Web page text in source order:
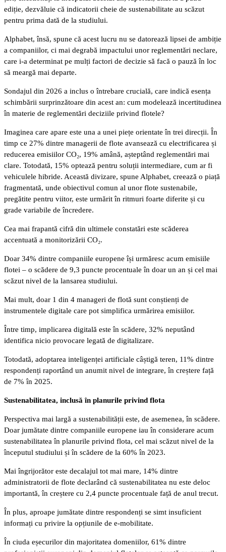
ediție, dezvăluie că indicatorii cheie de sustenabilitate au scăzut
pentru prima dată de la studiului.
Alphabet, însă, spune că acest lucru nu se datorează lipsei de ambiție
a companiilor, ci mai degrabă impactului unor reglementări neclare,
care i-a determinat pe mulți factori de decizie să facă o pauză în loc
să meargă mai departe.
Sondajul din 2026 a inclus o întrebare crucială, care indică esența
schimbării surprinzătoare din acest an: cum modelează incertitudinea
în materie de reglementări deciziile privind flotele?
Imaginea care apare este una a unei piețe orientate în trei direcții. În
timp ce 27% dintre managerii de flote avansează cu electrificarea și
reducerea emisiilor CO₂, 19% amână, așteptând reglementări mai
clare. Totodată, 15% optează pentru soluții intermediare, cum ar fi
vehiculele hibride. Această divizare, spune Alphabet, creează o piață
fragmentată, unde obiectivul comun al unor flote sustenabile,
pregătite pentru viitor, este urmărit în ritmuri foarte diferite și cu
grade variabile de încredere.
Cea mai frapantă cifră din ultimele constatări este scăderea
accentuată a monitorizării CO₂.
Doar 34% dintre companiile europene își urmăresc acum emisiile
flotei – o scădere de 9,3 puncte procentuale în doar un an și cel mai
scăzut nivel de la lansarea studiului.
Mai mult, doar 1 din 4 manageri de flotă sunt conștienți de
instrumentele digitale care pot simplifica urmărirea emisiilor.
Între timp, implicarea digitală este în scădere, 32% neputând
identifica nicio provocare legată de digitalizare.
Totodată, adoptarea inteligenței artificiale câștigă teren, 11% dintre
respondenți raportând un anumit nivel de integrare, în creștere față
de 7% în 2025.
Sustenabilitatea, inclusă în planurile privind flota
Perspectiva mai largă a sustenabilității este, de asemenea, în scădere.
Doar jumătate dintre companiile europene iau în considerare acum
sustenabilitatea în planurile privind flota, cel mai scăzut nivel de la
începutul studiului și în scădere de la 60% în 2023.
Mai îngrijorător este decalajul tot mai mare, 14% dintre
administratorii de flote declarând că sustenabilitatea nu este deloc
importantă, în creștere cu 2,4 puncte procentuale față de anul trecut.
În plus, aproape jumătate dintre respondenți se simt insuficient
informați cu privire la opțiunile de e-mobilitate.
În ciuda eșecurilor din majoritatea domeniilor, 61% dintre